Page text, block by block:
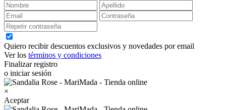
Quiero recibir descuentos exclusivos y novedades por email
Ver los términos y condiciones
Finalizar registro
o iniciar sesión
×
Aceptar